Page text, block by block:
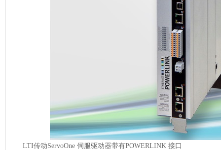
LTI传动ServoOne 伺服驱动器带有POWERLINK 接口